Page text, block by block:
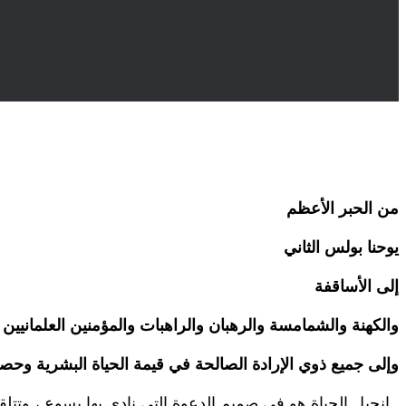
من الحبر الأعظم
يوحنا بولس الثاني
إلى الأساقفة
والكهنة والشمامسة والرهبان والراهبات والمؤمنين العلمانيين
وإلى جميع ذوي الإرادة الصالحة في قيمة الحياة البشرية